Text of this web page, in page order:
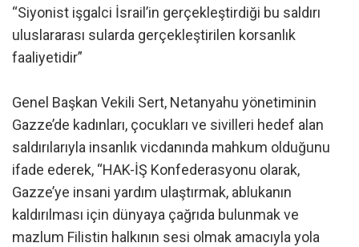
“Siyonist işgalci İsrail’in gerçekleştirdiği bu saldırı
uluslararası sularda gerçekleştirilen korsanlık
faaliyetidir”
Genel Başkan Vekili Sert, Netanyahu yönetiminin
Gazze’de kadınları, çocukları ve sivilleri hedef alan
saldırılarıyla insanlık vicdanında mahkum olduğunu
ifade ederek, “HAK-İŞ Konfederasyonu olarak,
Gazze’ye insani yardım ulaştırmak, ablukanın
kaldırılması için dünyaya çağrıda bulunmak ve
mazlum Filistin halkının sesi olmak amacıyla yola